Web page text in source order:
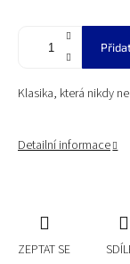
Klasika, která nikdy
Detailní informace
ZEPTAT SE